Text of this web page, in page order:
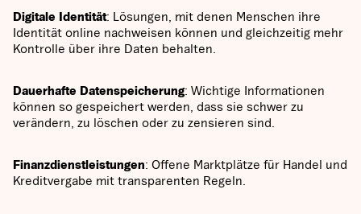
Digitale Identität: Lösungen, mit denen Menschen ihre
Identität online nachweisen können und gleichzeitig mehr
Kontrolle über ihre Daten behalten.
Dauerhafte Datenspeicherung: Wichtige Informationen
können so gespeichert werden, dass sie schwer zu
verändern, zu löschen oder zu zensieren sind.
Finanzdienstleistungen: Offene Marktplätze für Handel und
Kreditvergabe mit transparenten Regeln.